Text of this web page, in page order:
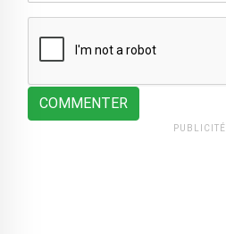
COMMENTER
PUBLICITÉ